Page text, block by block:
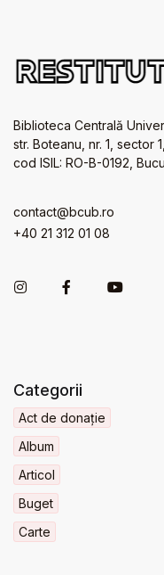
Biblioteca Centrală
str. Boteanu, nr. 1, sector
cod ISIL: RO-B-0192,
contact@bcub.ro
+40 21 312 01 08
Categorii
Act de donație
Album
Articol
Buget
Carte